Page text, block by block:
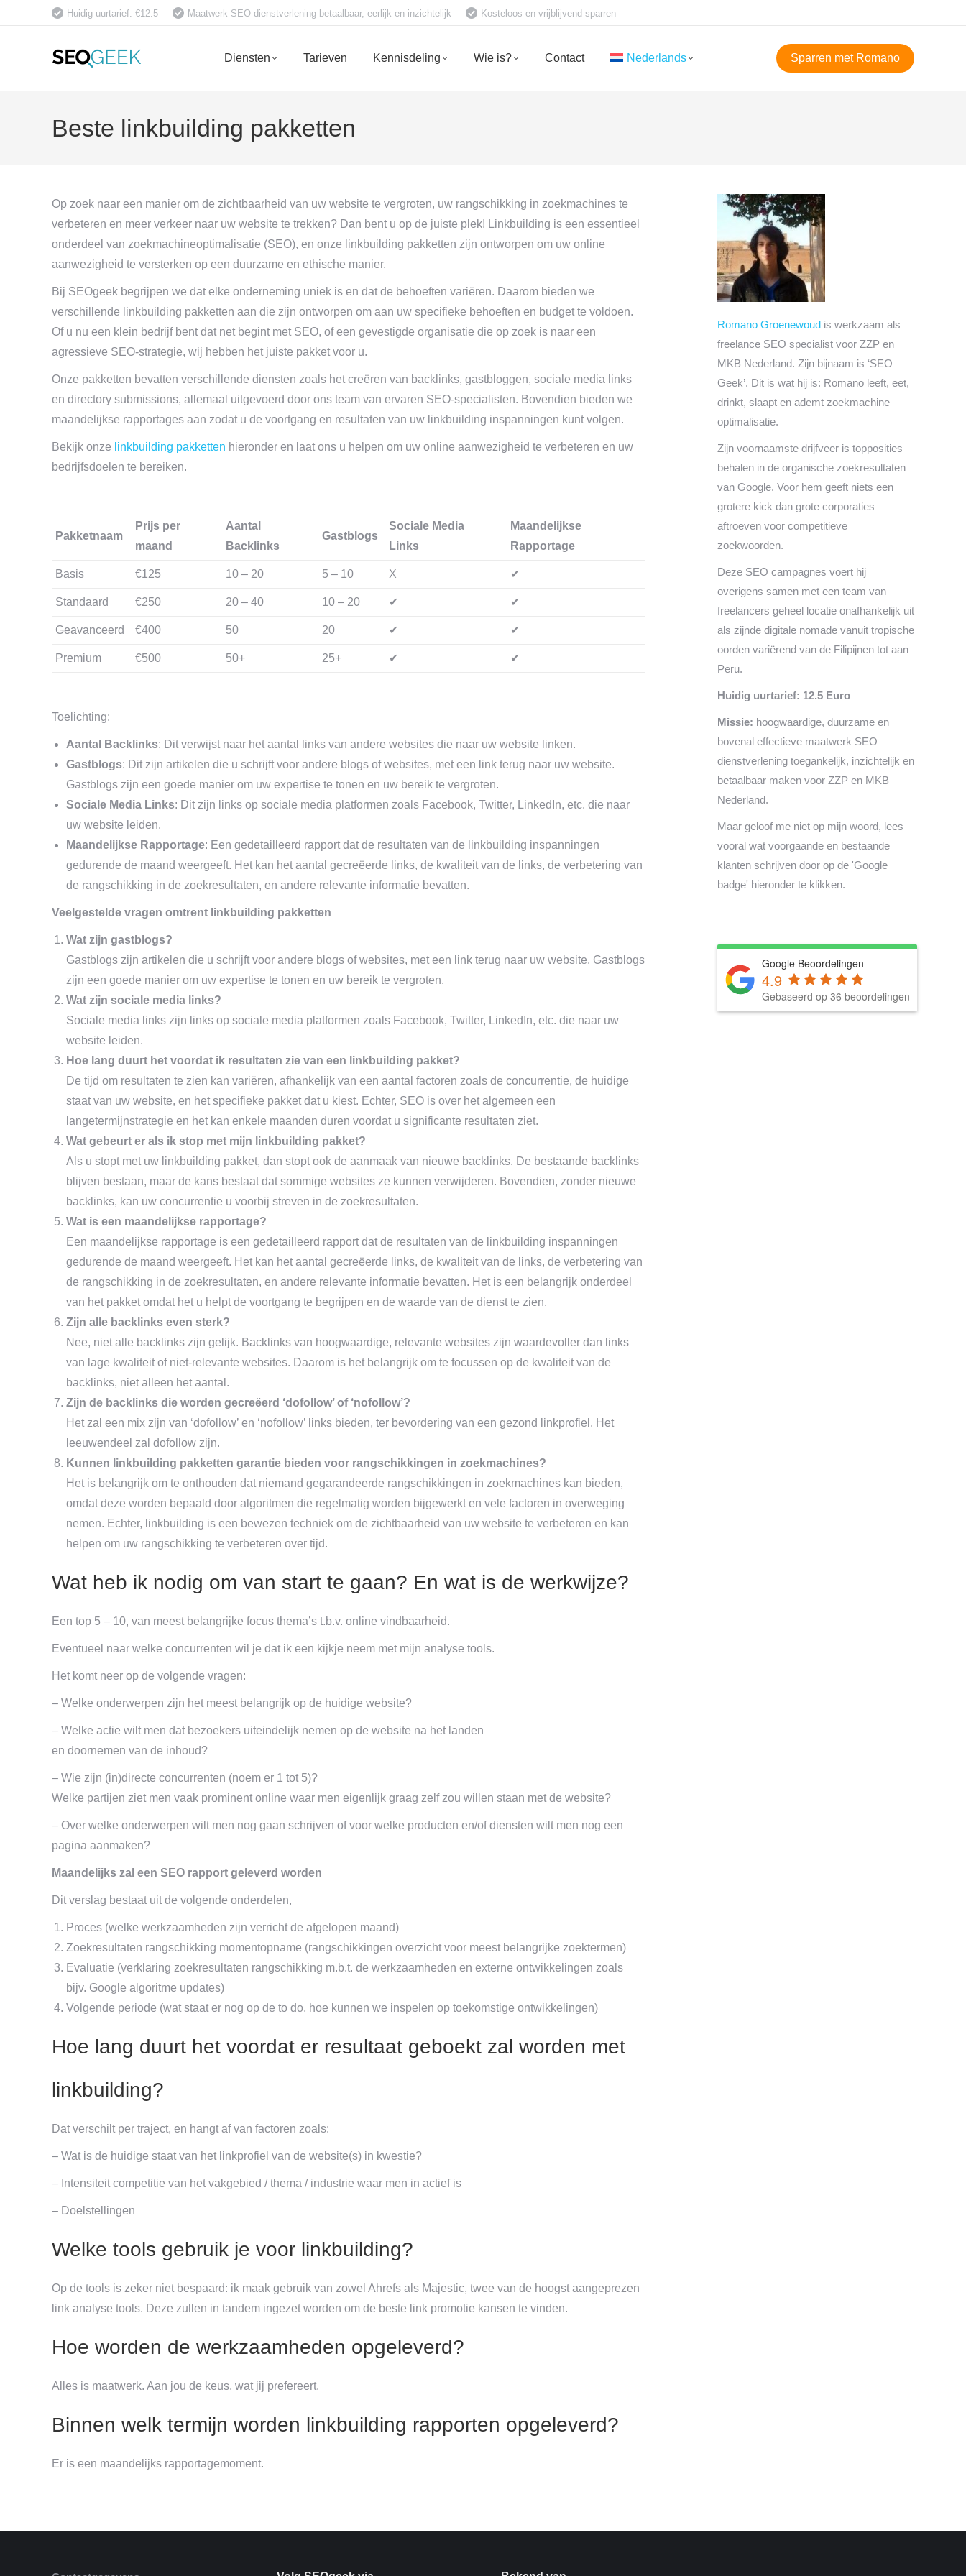
Huidig uurtarief: €12.5 Maatwerk SEO dienstverlening betaalbaar, eerlijk en inzichtelijk Kosteloos en vrijblijvend sparren
Diensten Tarieven Kennisdeling Wie is? Contact Nederlands Sparren met Romano
Beste linkbuilding pakketten
Op zoek naar een manier om de zichtbaarheid van uw website te vergroten, uw rangschikking in zoekmachines te
verbeteren en meer verkeer naar uw website te trekken? Dan bent u op de juiste plek! Linkbuilding is een essentieel
onderdeel van zoekmachineoptimalisatie (SEO), en onze linkbuilding pakketten zijn ontworpen om uw online
aanwezigheid te versterken op een duurzame en ethische manier.
Bij SEOgeek begrijpen we dat elke onderneming uniek is en dat de behoeften variëren. Daarom bieden we
verschillende linkbuilding pakketten aan die zijn ontworpen om aan uw specifieke behoeften en budget te voldoen.
Of u nu een klein bedrijf bent dat net begint met SEO, of een gevestigde organisatie die op zoek is naar een
agressieve SEO-strategie, wij hebben het juiste pakket voor u.
Onze pakketten bevatten verschillende diensten zoals het creëren van backlinks, gastbloggen, sociale media links
en directory submissions, allemaal uitgevoerd door ons team van ervaren SEO-specialisten. Bovendien bieden we
maandelijkse rapportages aan zodat u de voortgang en resultaten van uw linkbuilding inspanningen kunt volgen.
Bekijk onze linkbuilding pakketten hieronder en laat ons u helpen om uw online aanwezigheid te verbeteren en uw
bedrijfsdoelen te bereiken.
Pakketnaam
Prijs per
maand
Aantal
Backlinks
Gastblogs
Sociale Media
Links
Maandelijkse
Rapportage
Basis €125 10 – 20 5 – 10 X ✔
Standaard €250 20 – 40 10 – 20 ✔ ✔
Geavanceerd €400 50 20 ✔ ✔
Premium €500 50+ 25+ ✔ ✔
Toelichting:
Aantal Backlinks: Dit verwijst naar het aantal links van andere websites die naar uw website linken.
Gastblogs: Dit zijn artikelen die u schrijft voor andere blogs of websites, met een link terug naar uw website.
Gastblogs zijn een goede manier om uw expertise te tonen en uw bereik te vergroten.
Sociale Media Links: Dit zijn links op sociale media platformen zoals Facebook, Twitter, LinkedIn, etc. die naar
uw website leiden.
Maandelijkse Rapportage: Een gedetailleerd rapport dat de resultaten van de linkbuilding inspanningen
gedurende de maand weergeeft. Het kan het aantal gecreëerde links, de kwaliteit van de links, de verbetering van
de rangschikking in de zoekresultaten, en andere relevante informatie bevatten.
Veelgestelde vragen omtrent linkbuilding pakketten
Wat zijn gastblogs?
Gastblogs zijn artikelen die u schrijft voor andere blogs of websites, met een link terug naar uw website. Gastblogs
zijn een goede manier om uw expertise te tonen en uw bereik te vergroten.
Wat zijn sociale media links?
Sociale media links zijn links op sociale media platformen zoals Facebook, Twitter, LinkedIn, etc. die naar uw
website leiden.
Hoe lang duurt het voordat ik resultaten zie van een linkbuilding pakket?
De tijd om resultaten te zien kan variëren, afhankelijk van een aantal factoren zoals de concurrentie, de huidige
staat van uw website, en het specifieke pakket dat u kiest. Echter, SEO is over het algemeen een
langetermijnstrategie en het kan enkele maanden duren voordat u significante resultaten ziet.
Wat gebeurt er als ik stop met mijn linkbuilding pakket?
Als u stopt met uw linkbuilding pakket, dan stopt ook de aanmaak van nieuwe backlinks. De bestaande backlinks
blijven bestaan, maar de kans bestaat dat sommige websites ze kunnen verwijderen. Bovendien, zonder nieuwe
backlinks, kan uw concurrentie u voorbij streven in de zoekresultaten.
Wat is een maandelijkse rapportage?
Een maandelijkse rapportage is een gedetailleerd rapport dat de resultaten van de linkbuilding inspanningen
gedurende de maand weergeeft. Het kan het aantal gecreëerde links, de kwaliteit van de links, de verbetering van
de rangschikking in de zoekresultaten, en andere relevante informatie bevatten. Het is een belangrijk onderdeel
van het pakket omdat het u helpt de voortgang te begrijpen en de waarde van de dienst te zien.
Zijn alle backlinks even sterk?
Nee, niet alle backlinks zijn gelijk. Backlinks van hoogwaardige, relevante websites zijn waardevoller dan links
van lage kwaliteit of niet-relevante websites. Daarom is het belangrijk om te focussen op de kwaliteit van de
backlinks, niet alleen het aantal.
Zijn de backlinks die worden gecreëerd ‘dofollow’ of ‘nofollow’?
Het zal een mix zijn van ‘dofollow’ en ‘nofollow’ links bieden, ter bevordering van een gezond linkprofiel. Het
leeuwendeel zal dofollow zijn.
Kunnen linkbuilding pakketten garantie bieden voor rangschikkingen in zoekmachines?
Het is belangrijk om te onthouden dat niemand gegarandeerde rangschikkingen in zoekmachines kan bieden,
omdat deze worden bepaald door algoritmen die regelmatig worden bijgewerkt en vele factoren in overweging
nemen. Echter, linkbuilding is een bewezen techniek om de zichtbaarheid van uw website te verbeteren en kan
helpen om uw rangschikking te verbeteren over tijd.
Wat heb ik nodig om van start te gaan? En wat is de werkwijze?
Een top 5 – 10, van meest belangrijke focus thema’s t.b.v. online vindbaarheid.
Eventueel naar welke concurrenten wil je dat ik een kijkje neem met mijn analyse tools.
Het komt neer op de volgende vragen:
– Welke onderwerpen zijn het meest belangrijk op de huidige website?
– Welke actie wilt men dat bezoekers uiteindelijk nemen op de website na het landen
en doornemen van de inhoud?
– Wie zijn (in)directe concurrenten (noem er 1 tot 5)?
Welke partijen ziet men vaak prominent online waar men eigenlijk graag zelf zou willen staan met de website?
– Over welke onderwerpen wilt men nog gaan schrijven of voor welke producten en/of diensten wilt men nog een
pagina aanmaken?
Maandelijks zal een SEO rapport geleverd worden
Dit verslag bestaat uit de volgende onderdelen,
Proces (welke werkzaamheden zijn verricht de afgelopen maand)
Zoekresultaten rangschikking momentopname (rangschikkingen overzicht voor meest belangrijke zoektermen)
Evaluatie (verklaring zoekresultaten rangschikking m.b.t. de werkzaamheden en externe ontwikkelingen zoals
bijv. Google algoritme updates)
Volgende periode (wat staat er nog op de to do, hoe kunnen we inspelen op toekomstige ontwikkelingen)
Hoe lang duurt het voordat er resultaat geboekt zal worden met
linkbuilding?
Dat verschilt per traject, en hangt af van factoren zoals:
– Wat is de huidige staat van het linkprofiel van de website(s) in kwestie?
– Intensiteit competitie van het vakgebied / thema / industrie waar men in actief is
– Doelstellingen
Welke tools gebruik je voor linkbuilding?
Op de tools is zeker niet bespaard: ik maak gebruik van zowel Ahrefs als Majestic, twee van de hoogst aangeprezen
link analyse tools. Deze zullen in tandem ingezet worden om de beste link promotie kansen te vinden.
Hoe worden de werkzaamheden opgeleverd?
Alles is maatwerk. Aan jou de keus, wat jij prefereert.
Binnen welk termijn worden linkbuilding rapporten opgeleverd?
Er is een maandelijks rapportagemoment.
Romano Groenewoud is werkzaam als
freelance SEO specialist voor ZZP en
MKB Nederland. Zijn bijnaam is ‘SEO
Geek’. Dit is wat hij is: Romano leeft, eet,
drinkt, slaapt en ademt zoekmachine
optimalisatie.
Zijn voornaamste drijfveer is topposities
behalen in de organische zoekresultaten
van Google. Voor hem geeft niets een
grotere kick dan grote corporaties
aftroeven voor competitieve
zoekwoorden.
Deze SEO campagnes voert hij
overigens samen met een team van
freelancers geheel locatie onafhankelijk uit
als zijnde digitale nomade vanuit tropische
oorden variërend van de Filipijnen tot aan
Peru.
Huidig uurtarief: 12.5 Euro
Missie: hoogwaardige, duurzame en
bovenal effectieve maatwerk SEO
dienstverlening toegankelijk, inzichtelijk en
betaalbaar maken voor ZZP en MKB
Nederland.
Maar geloof me niet op mijn woord, lees
vooral wat voorgaande en bestaande
klanten schrijven door op de 'Google
badge' hieronder te klikken.
Google Beoordelingen
4.9
Gebaseerd op 36 beoordelingen